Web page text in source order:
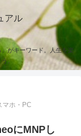
アル
がキーワード。人生を楽
う。
マホ・PC
にMNPし